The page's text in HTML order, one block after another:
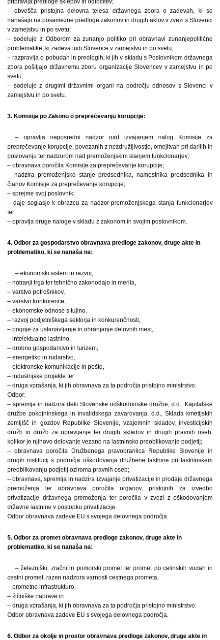
– obvešča pristojna delovna telesa državnega zbora o zadevah, ki se
nanašajo na posamezne predloge zakonov in drugih aktov v zvezi s Slovenci
v zamejstvu in po svetu;
– sodeluje z Odborom za zunanjo politiko pri obravnavi zunanjepolitične
problematike, ki zadeva tudi Slovence v zamejstvu in po svetu;
– razpravlja o pobudah in predlogih, ki jih v skladu s Poslovnikom državnega
zbora pošiljajo državnemu zboru organizacije Slovencev v zamejstvu in po
svetu;
– sodeluje z drugimi državnimi organi na področju odnosov s Slovenci v
zamejstvu in po svetu.
3. Komisija po Zakonu o preprečevanju korupcije:
– opravlja neposredni nadzor nad izvajanjem nalog Komisije za
preprečevanje korupcije, povezanih z nezdružljivostjo, omejitvah pri darilih in
poslovanju ter nadzorom nad premoženjskim stanjem funkcionarjev;
– obravnava poročila Komisije za preprečevanje korupcije;
– nadzira premoženjsko stanje predsednika, namestnika predsednika in
članov Komisije za preprečevanje korupcije;
– sprejme svoj poslovnik;
– daje soglasje k obrazcu za nadzor premoženjskega stanja funkcionarjev
ter
– opravlja druge naloge v skladu z zakonom in svojim poslovnikom.
4. Odbor za gospodarstvo obravnava predloge zakonov, druge akte in
problematiko, ki se nanaša na:
– ekonomski sistem in razvoj,
– notranji trga ter tehnično zakonodajo in merila,
– varstvo potrošnikov,
– varstvo konkurence,
– ekonomske odnose s tujino,
– razvoj podjetniškega sektorja in konkurenčnosti,
– pogoje za ustanavljanje in ohranjanje delovnih mest,
– intelektualno lastnino,
– drobno gospodarstvo in turizem,
– energetiko in rudarstvo,
– elektronske komunikacije in pošto,
– industrijske projekte ter
– druga vprašanja, ki jih obravnava za ta področja pristojno ministrstvo.
Odbor:
– spremlja in nadzira delo Slovenske odškodninske družbe, d.d., Kapitalske
družbe pokojninskega in invalidskega zavarovanja, d.d., Sklada kmetijskih
zemljišč in gozdov Republike Slovenije, vzajemnih skladov, investicijskih
družb in družb za upravljanje ter drugih skladov in drugih pravnih oseb,
kolikor je njihovo delovanje vezano na lastninsko preoblikovanje podjetij;
– obravnava poročila Družbenega pravobranilca Republike Slovenije in
drugih institucij s področja oškodovanja družbene lastnine pri lastninskem
preoblikovanju podjetij oziroma pravnih oseb;
– obravnava, spremlja in nadzira izvajanje privatizacije in prodaje državnega
premoženja ter obravnava poročila organov, pristojnih za izvedbo
privatizacije državnega premoženja ter poročila v zvezi z oškodovanjem
državne lastnine v postopku privatizacije.
Odbor obravnava zadeve EU s svojega delovnega področja.
5. Odbor za promet obravnava predloge zakonov, druge akte in
problematiko, ki se nanaša na:
– železniški, zračni in pomorski promet ter promet po celinskih vodah in
cestni promet, razen nadzora varnosti cestnega prometa,
– prometno infrastrukturo,
– žičniške naprave in
– druga vprašanja, ki jih obravnava za ta področja pristojno ministrstvo.
Odbor obravnava zadeve EU s svojega delovnega področja.
6. Odbor za okolje in prostor obravnava predloge zakonov, druge akte in